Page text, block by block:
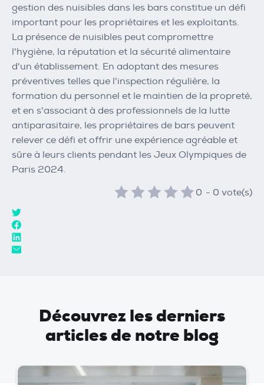
gestion des nuisibles dans les bars constitue un défi
important pour les propriétaires et les exploitants.
La présence de nuisibles peut compromettre
l'hygiène, la réputation et la sécurité alimentaire
d'un établissement. En adoptant des mesures
préventives telles que l'inspection régulière, la
formation du personnel et le maintien de la propreté,
et en s'associant à des professionnels de la lutte
antiparasitaire, les propriétaires de bars peuvent
relever ce défi et offrir une expérience agréable et
sûre à leurs clients pendant les Jeux Olympiques de
Paris 2024.
0 - 0 vote(s)
Découvrez les derniers
articles de notre blog